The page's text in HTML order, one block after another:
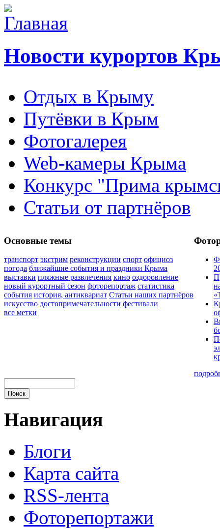
Новости курортов
Отдых в Крыму
Путёвки в Крым
Фотогалерея
Web-камеры Крыма
Конкурс "Прима
Статьи от партнёров
Основные темы
транспорт экстрим реконструкции спорт официоз
погода ближайшие события и праздники Крыма
выставки пляжные развлечения кино оздоровление
новый курортный сезон фоторепортаж статистика
события история, антиквариат Статьи наших партнёров
искусство достопримечательности фестивали
все метки
Навигация
Блоги
Карта сайта
RSS-лента
Фоторепортажи